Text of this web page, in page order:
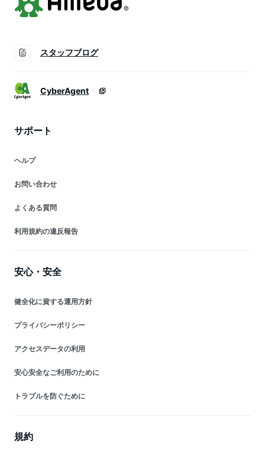
スタッフブログ
CyberAgent
サポート
ヘルプ
お問い合わせ
よくある質問
利用規約の違反報告
安心・安全
健全化に資する運用方針
プライバシーポリシー
アクセスデータの利用
安心安全なご利用のために
トラブルを防ぐために
規約